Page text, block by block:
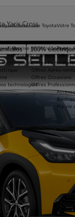
100%
technologies
Acheter une Toyota
Reprise de votre voiture
Offres du moment
Offres Particuliers
Offres Après-
Offres Occasions
Offres
Votre
Toyota
Offres
Ma vie
Yaris Cross